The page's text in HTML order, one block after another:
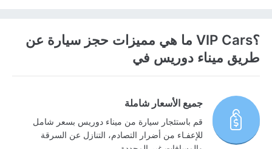
؟VIP Cars ما هي مميزات حجز سيارة عن
طريق ميناء دوريس في
جميع الأسعار شاملة
قم باستئجار سيارة من ميناء دوريس بسعر شامل
للإعفـاء من أضرار التصادم، التنازل عن السرقة